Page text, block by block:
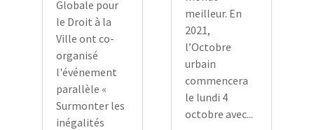
Globale pour
le Droit à la
Ville ont co-
organisé
l'événement
parallèle «
Surmonter les
inégalités
meilleur. En
2021,
l’Octobre
urbain
commencera
le lundi 4
octobre avec...